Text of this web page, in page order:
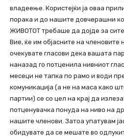
владеење. Користејќи ја оваа
порака и до нашите довчерашни
ЖИВОТОТ требаше да дојде за
Вие, ќе им објасните на
очекувате гласови дека вашата
наназад го потценила нивниот
месеци не тапка по рамо и води
комуникација (а не на маса како
партии) се со цел на крај да
потценувачка понуда на ниво на
нашите членови. Затоа упатувам
обидувате да се мешате во